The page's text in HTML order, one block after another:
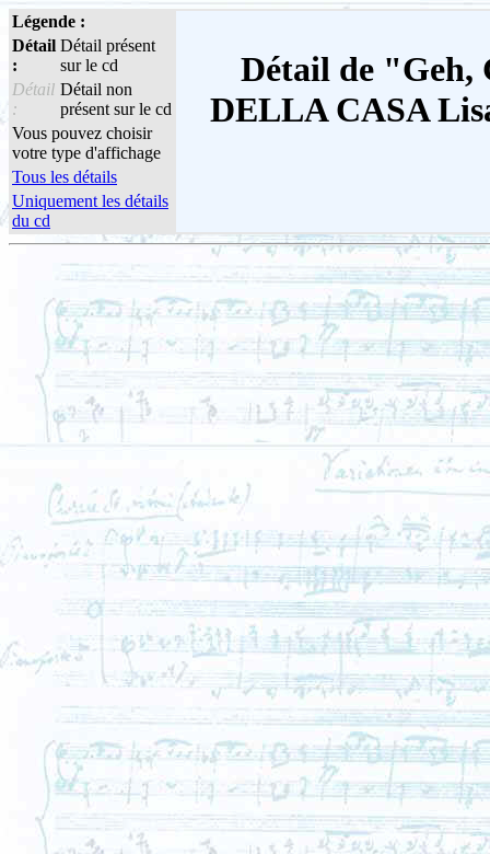
Légende :
Détail de "Geh,
DELLA CASA
Détail
:
Détail présent
sur le cd
Détail
:
Détail non
présent sur le cd
Vous pouvez choisir
votre type d'affichage
Tous les détails
Uniquement les détails
du cd